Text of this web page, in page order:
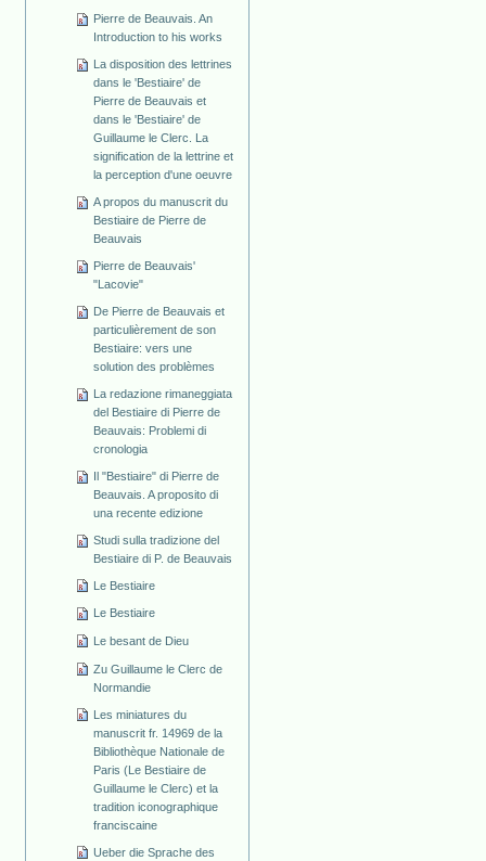
Pierre de Beauvais. An
Introduction to his works
La disposition des lettrines
dans le 'Bestiaire' de
Pierre de Beauvais et
dans le 'Bestiaire' de
Guillaume le Clerc. La
signification de la lettrine et
la perception d'une oeuvre
A propos du manuscrit du
Bestiaire de Pierre de
Beauvais
Pierre de Beauvais'
"Lacovie"
De Pierre de Beauvais et
particulièrement de son
Bestiaire: vers une
solution des problèmes
La redazione rimaneggiata
del Bestiaire di Pierre de
Beauvais: Problemi di
cronologia
Il "Bestiaire" di Pierre de
Beauvais. A proposito di
una recente edizione
Studi sulla tradizione del
Bestiaire di P. de Beauvais
Le Bestiaire
Le Bestiaire
Le besant de Dieu
Zu Guillaume le Clerc de
Normandie
Les miniatures du
manuscrit fr. 14969 de la
Bibliothèque Nationale de
Paris (Le Bestiaire de
Guillaume le Clerc) et la
tradition iconographique
franciscaine
Ueber die Sprache des